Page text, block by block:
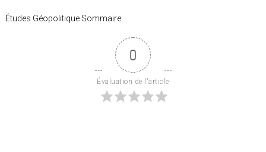
Études Géopolitique Sommaire
0
Évaluation de l'article